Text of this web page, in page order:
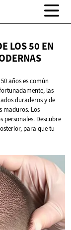
LOS 50 EN
años es común
las
duraderos y de
maduros. Los
personales. Descubre
para que tu